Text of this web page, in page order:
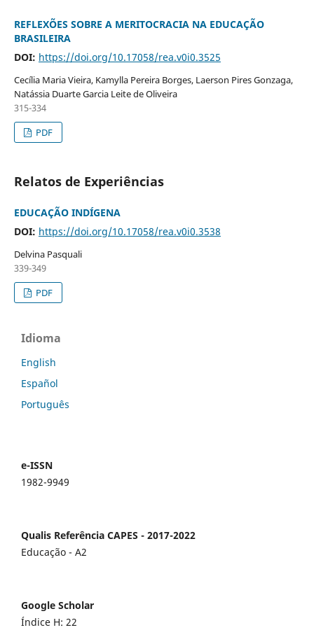
REFLEXÕES SOBRE A MERITOCRACIA NA EDUCAÇÃO
BRASILEIRA
DOI: https://doi.org/10.17058/rea.v0i0.3525
Cecília Maria Vieira, Kamylla Pereira Borges, Laerson Pires Gonzaga,
Natássia Duarte Garcia Leite de Oliveira
315-334
PDF
Relatos de Experiências
EDUCAÇÃO INDÍGENA
DOI: https://doi.org/10.17058/rea.v0i0.3538
Delvina Pasquali
339-349
PDF
Idioma
English
Español
Português
e-ISSN
1982-9949
Qualis Referência CAPES - 2017-2022
Educação - A2
Google Scholar
Índice H: 22